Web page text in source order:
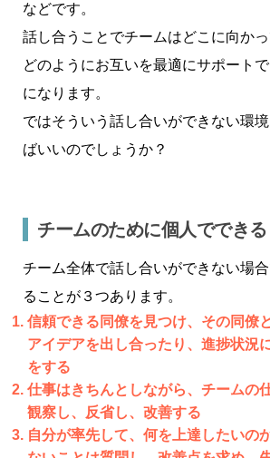
などです。
話し合うことでチームはどこに向かっ
どのようにお互いを最適にサポート
になります。
ではそういう話し合いができない環
ばいいのでしょうか？
チームのために個人ででき
チーム全体で話し合いができない場
ることが３つあります。
信頼できる同僚を見つけ、その同僚
アイデアを出し合ったり、進捗状況
をする
仕事はきちんとしながら、チームの
観察し、反省し、改善する
自分が率先して、何を上達したいの